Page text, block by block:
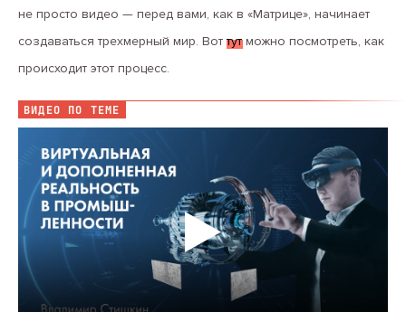
не просто видео — перед вами, как в «Матрице», начинает
создаваться трехмерный мир. Вот тутможно посмотреть, как
происходит этот процесс.
ВИДЕО ПО ТЕМЕ